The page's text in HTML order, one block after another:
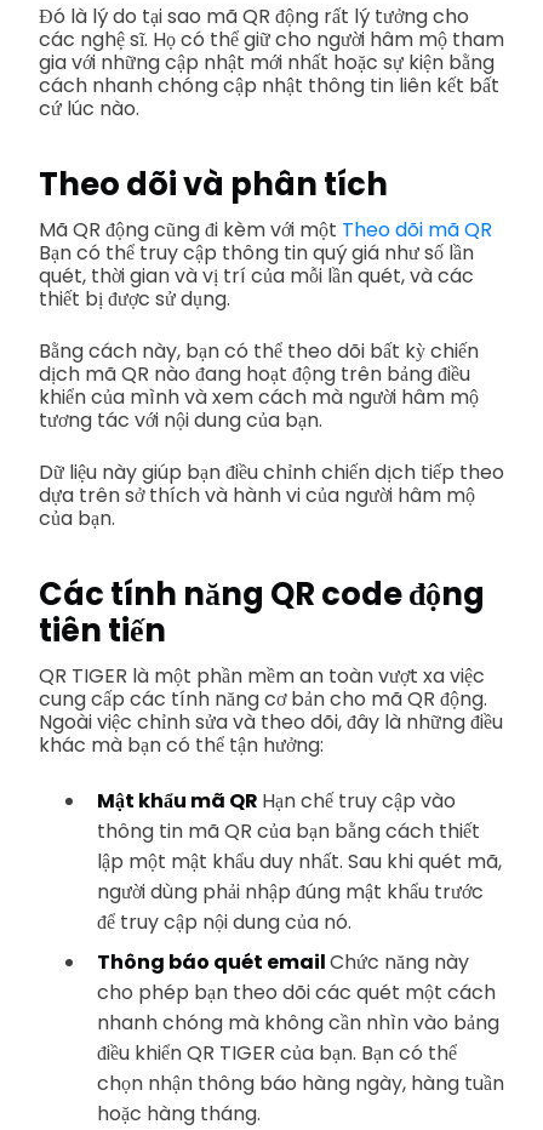
Đó là lý do tại sao mã QR động rất lý tưởng cho
các nghệ sĩ. Họ có thể giữ cho người hâm mộ tham
gia với những cập nhật mới nhất hoặc sự kiện bằng
cách nhanh chóng cập nhật thông tin liên kết bất
cứ lúc nào.
Theo dõi và phân tích
Mã QR động cũng đi kèm với một Theo dõi mã QR
Bạn có thể truy cập thông tin quý giá như số lần
quét, thời gian và vị trí của mỗi lần quét, và các
thiết bị được sử dụng.
Bằng cách này, bạn có thể theo dõi bất kỳ chiến
dịch mã QR nào đang hoạt động trên bảng điều
khiển của mình và xem cách mà người hâm mộ
tương tác với nội dung của bạn.
Dữ liệu này giúp bạn điều chỉnh chiến dịch tiếp theo
dựa trên sở thích và hành vi của người hâm mộ
của bạn.
Các tính năng QR code động
tiên tiến
QR TIGER là một phần mềm an toàn vượt xa việc
cung cấp các tính năng cơ bản cho mã QR động.
Ngoài việc chỉnh sửa và theo dõi, đây là những điều
khác mà bạn có thể tận hưởng:
Mật khẩu mã QR Hạn chế truy cập vào
thông tin mã QR của bạn bằng cách thiết
lập một mật khẩu duy nhất. Sau khi quét mã,
người dùng phải nhập đúng mật khẩu trước
để truy cập nội dung của nó.
Thông báo quét emailChức năng này
cho phép bạn theo dõi các quét một cách
nhanh chóng mà không cần nhìn vào bảng
điều khiển QR TIGER của bạn. Bạn có thể
chọn nhận thông báo hàng ngày, hàng tuần
hoặc hàng tháng.